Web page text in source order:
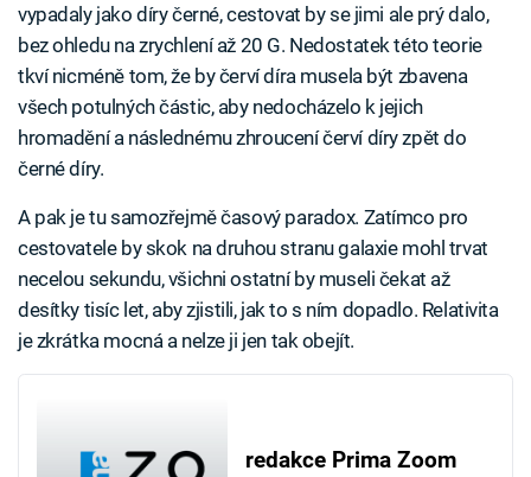
vypadaly jako díry černé, cestovat by se jimi ale prý dalo,
bez ohledu na zrychlení až 20 G. Nedostatek této teorie
tkví nicméně tom, že by červí díra musela být zbavena
všech potulných částic, aby nedocházelo k jejich
hromadění a následnému zhroucení červí díry zpět do
černé díry.
A pak je tu samozřejmě časový paradox. Zatímco pro
cestovatele by skok na druhou stranu galaxie mohl trvat
necelou sekundu, všichni ostatní by museli čekat až
desítky tisíc let, aby zjistili, jak to s ním dopadlo. Relativita
je zkrátka mocná a nelze ji jen tak obejít.
redakce Prima Zoom